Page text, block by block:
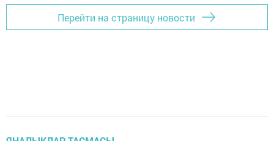
Перейти на страницу новости